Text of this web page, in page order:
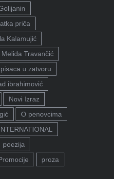
priča
Kalamujić
Melida Travančić
u zatvoru
ibrahimović
Novi Izraz
O penovcima
poezija
proza